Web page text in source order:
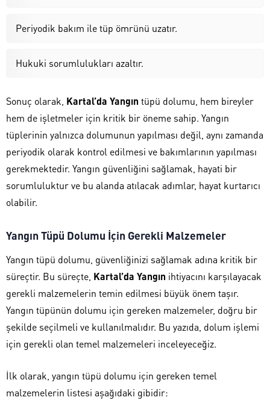
Periyodik bakım ile tüp ömrünü uzatır.
Hukuki sorumlulukları azaltır.
Sonuç olarak, Kartal’da Yangın tüpü dolumu, hem bireyler
hem de işletmeler için kritik bir öneme sahip. Yangın
tüplerinin yalnızca dolumunun yapılması değil, aynı zamanda
periyodik olarak kontrol edilmesi ve bakımlarının yapılması
gerekmektedir. Yangın güvenliğini sağlamak, hayati bir
sorumluluktur ve bu alanda atılacak adımlar, hayat kurtarıcı
olabilir.
Yangın Tüpü Dolumu İçin Gerekli Malzemeler
Yangın tüpü dolumu, güvenliğinizi sağlamak adına kritik bir
süreçtir. Bu süreçte, Kartal’da Yangın ihtiyacını karşılayacak
gerekli malzemelerin temin edilmesi büyük önem taşır.
Yangın tüpünün dolumu için gereken malzemeler, doğru bir
şekilde seçilmeli ve kullanılmalıdır. Bu yazıda, dolum işlemi
için gerekli olan temel malzemeleri inceleyeceğiz.
İlk olarak, yangın tüpü dolumu için gereken temel
malzemelerin listesi aşağıdaki gibidir: